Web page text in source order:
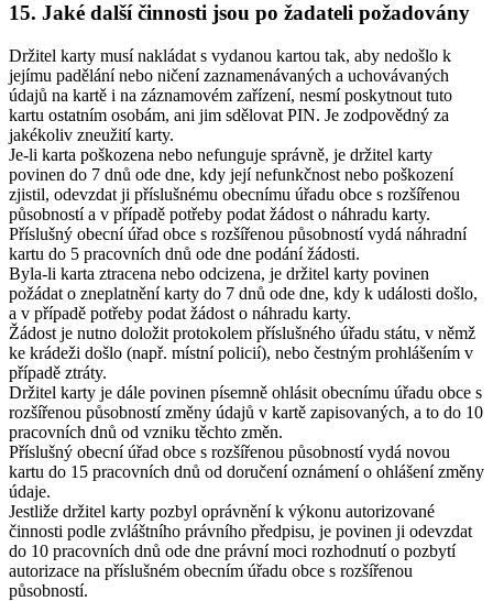
15. Jaké další činnosti jsou po žadateli požadovány
Držitel karty musí nakládat s vydanou kartou tak, aby nedošlo k
jejímu padělání nebo ničení zaznamenávaných a uchovávaných
údajů na kartě i na záznamovém zařízení, nesmí poskytnout tuto
kartu ostatním osobám, ani jim sdělovat PIN. Je zodpovědný za
jakékoliv zneužití karty.
Je-li karta poškozena nebo nefunguje správně, je držitel karty
povinen do 7 dnů ode dne, kdy její nefunkčnost nebo poškození
zjistil, odevzdat ji příslušnému obecnímu úřadu obce s rozšířenou
působností a v případě potřeby podat žádost o náhradu karty.
Příslušný obecní úřad obce s rozšířenou působností vydá náhradní
kartu do 5 pracovních dnů ode dne podání žádosti.
Byla-li karta ztracena nebo odcizena, je držitel karty povinen
požádat o zneplatnění karty do 7 dnů ode dne, kdy k události došlo,
a v případě potřeby podat žádost o náhradu karty.
Žádost je nutno doložit protokolem příslušného úřadu státu, v němž
ke krádeži došlo (např. místní policií), nebo čestným prohlášením v
případě ztráty.
Držitel karty je dále povinen písemně ohlásit obecnímu úřadu obce s
rozšířenou působností změny údajů v kartě zapisovaných, a to do 10
pracovních dnů od vzniku těchto změn.
Příslušný obecní úřad obce s rozšířenou působností vydá novou
kartu do 15 pracovních dnů od doručení oznámení o ohlášení změny
údaje.
Jestliže držitel karty pozbyl oprávnění k výkonu autorizované
činnosti podle zvláštního právního předpisu, je povinen ji odevzdat
do 10 pracovních dnů ode dne právní moci rozhodnutí o pozbytí
autorizace na příslušném obecním úřadu obce s rozšířenou
působností.